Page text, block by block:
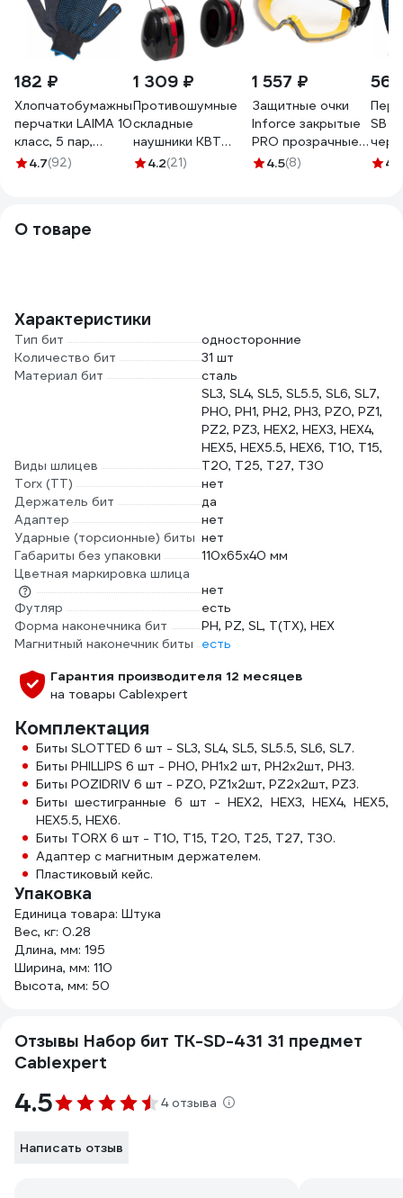
182 ₽
Хлопчатобумажные
перчатки LAIMA 10
класс, 5 пар,
ЛЮКС, 601914
4.7(92)
1 309 ₽
Противошумные
складные
наушники КВТ
НП-35 81436
4.2(21)
1 557 ₽
Защитные очки
Inforce закрытые
PRO прозрачные
линзы 04-24-02
4.5(8)
56
SB
4.9
О товаре
Характеристики
Тип бит
односторонние
Количество бит
31 шт
Материал бит
сталь
Виды шлицев
SL3, SL4, SL5, SL5.5, SL6, SL7,
PH0, PH1, PH2, PH3, PZ0, PZ1,
PZ2, PZ3, HEX2, HEX3, HEX4,
HEX5, HEX5.5, HEX6, T10, T15,
T20, T25, T27, T30
Torx (TT)
нет
Держатель бит
да
Адаптер
нет
Ударные (торсионные) биты нет
Габариты без упаковки
110х65x40 мм
Цветная маркировка шлица
нет
Футляр
есть
Форма наконечника бит
PH, PZ, SL, T(TX), HEX
Магнитный наконечник биты
есть
Гарантия производителя 12 месяцев
на товары Cablexpert
Комплектация
Биты SLOTTED 6 шт - SL3, SL4, SL5, SL5.5, SL6, SL7.
Биты PHILLIPS 6 шт - PH0, PH1х2 шт, PH2х2шт, PH3.
Биты POZIDRIV 6 шт - PZ0, PZ1х2шт, PZ2х2шт, PZ3.
Биты шестигранные 6 шт - HEX2, HEX3, HEX4, HEX5,
HEX5.5, HEX6.
Биты TORX 6 шт - T10, T15, T20, T25, T27, T30.
Адаптер с магнитным держателем.
Пластиковый кейс.
Упаковка
Единица товара: Штука
Вес, кг: 0.28
Длина, мм: 195
Ширина, мм: 110
Высота, мм: 50
Отзывы Набор бит TK-SD-431 31 предмет
Cablexpert
4.5 4 отзыва
Написать отзыв